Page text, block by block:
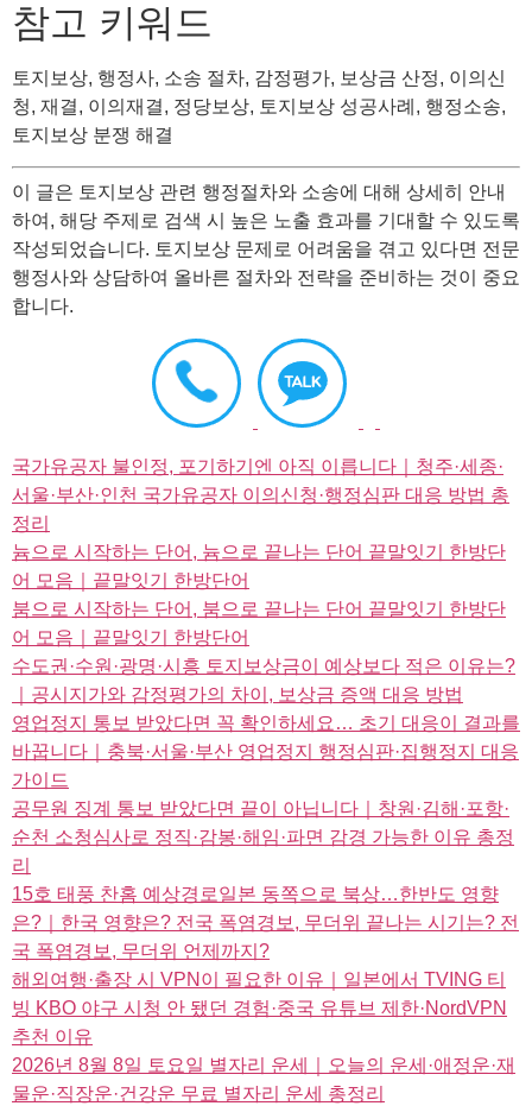
참고 키워드
토지보상, 행정사, 소송 절차, 감정평가, 보상금 산정, 이의신
청, 재결, 이의재결, 정당보상, 토지보상 성공사례, 행정소송,
토지보상 분쟁 해결
이 글은 토지보상 관련 행정절차와 소송에 대해 상세히 안내
하여, 해당 주제로 검색 시 높은 노출 효과를 기대할 수 있도록
작성되었습니다. 토지보상 문제로 어려움을 겪고 있다면 전문
행정사와 상담하여 올바른 절차와 전략을 준비하는 것이 중요
합니다.
국가유공자 불인정, 포기하기엔 아직 이릅니다｜청주·세종·
서울·부산·인천 국가유공자 이의신청·행정심판 대응 방법 총
정리
늄으로 시작하는 단어, 늄으로 끝나는 단어 끝말잇기 한방단
어 모음｜끝말잇기 한방단어
붐으로 시작하는 단어, 붐으로 끝나는 단어 끝말잇기 한방단
어 모음｜끝말잇기 한방단어
수도권·수원·광명·시흥 토지보상금이 예상보다 적은 이유는?
｜공시지가와 감정평가의 차이, 보상금 증액 대응 방법
영업정지 통보 받았다면 꼭 확인하세요… 초기 대응이 결과를
바꿉니다｜충북·서울·부산 영업정지 행정심판·집행정지 대응
가이드
공무원 징계 통보 받았다면 끝이 아닙니다｜창원·김해·포항·
순천 소청심사로 정직·감봉·해임·파면 감경 가능한 이유 총정
리
15호 태풍 찬홈 예상경로일본 동쪽으로 북상…한반도 영향
은?｜한국 영향은? 전국 폭염경보, 무더위 끝나는 시기는? 전
국 폭염경보, 무더위 언제까지?
해외여행·출장 시 VPN이 필요한 이유｜일본에서 TVING 티
빙 KBO 야구 시청 안 됐던 경험·중국 유튜브 제한·NordVPN
추천 이유
2026년 8월 8일 토요일 별자리 운세｜오늘의 운세·애정운·재
물운·직장운·건강운 무료 별자리 운세 총정리